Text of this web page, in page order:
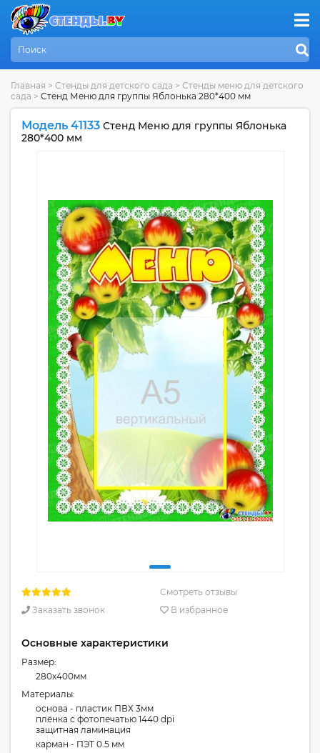
Главная > Стенды для детского сада > Стенды меню для детского
сада > Стенд Меню для группы Яблонька 280*400 мм
Модель 41133 Стенд Меню для группы Яблонька
280*400 мм
Смотреть отзывы
Заказать звонок
В избранное
Основные характеристики
Размер:
280x400мм
Материалы:
основа - пластик ПВХ 3мм
плёнка с фотопечатью 1440 dpi
защитная ламинация
карман - ПЭТ 0.5 мм